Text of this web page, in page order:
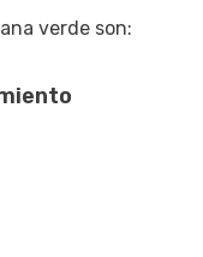
verde son: